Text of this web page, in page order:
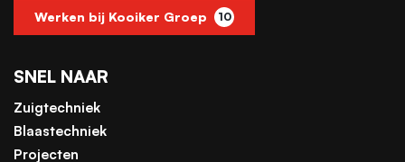
Werken bij Kooiker Groep 10
SNEL NAAR
Zuigtechniek
Blaastechniek
Projecten